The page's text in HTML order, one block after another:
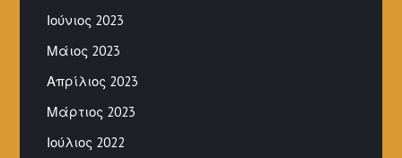
Ιούνιος 2023
Μάιος 2023
Απρίλιος 2023
Μάρτιος 2023
Ιούλιος 2022